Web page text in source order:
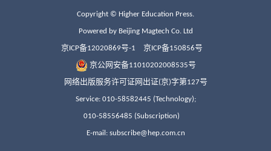
Copyright © Higher Education Press.
Powered by Beijing Magtech Co. Ltd
京ICP备12020869号-1 京ICP备150856号
京公网安备11010202008535号
网络出版服务许可证网出证(京)字第127号
Service: 010-58582445 (Technology);
010-58556485 (Subscription)
E-mail: subscribe@hep.com.cn